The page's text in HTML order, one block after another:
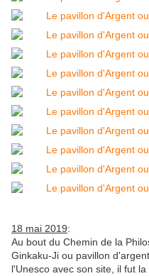
18 mai 2019:
Au bout du Chemin de la
Ginkaku-Ji ou pavillon
l'Unesco avec son site, il fut